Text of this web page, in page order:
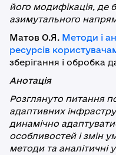
його модифікація, де
азимутального
Матов О.Я. Методи і
ресурсів
зберігання і обробка
Анотація
Розглянуто питання
адаптивних
динамічно
особливостей і змін
методи та аналітичні